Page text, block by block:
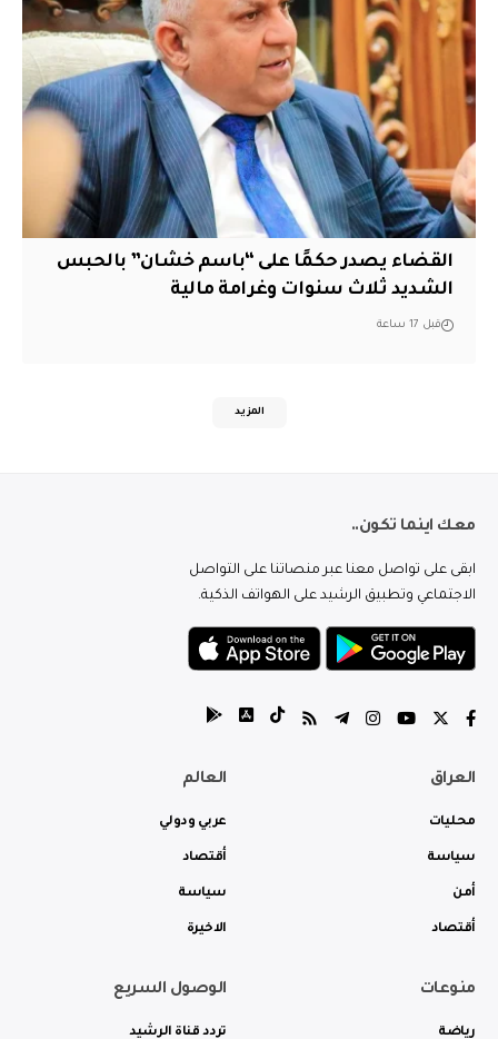
القضاء يصدر حكمًا على “باسم خشان” بالحبس
الشديد ثلاث سنوات وغرامة مالية
قبل 17 ساعة
المزيد
معك اينما تكون..
ابقى على تواصل معنا عبر منصاتنا على التواصل
الاجتماعي وتطبيق الرشيد على الهواتف الذكية.
العراق
محليات
سياسة
أمن
أقتصاد
العالم
عربي ودولي
أقتصاد
سياسة
الاخيرة
منوعات
رياضة
الوصول السريع
تردد قناة الرشيد